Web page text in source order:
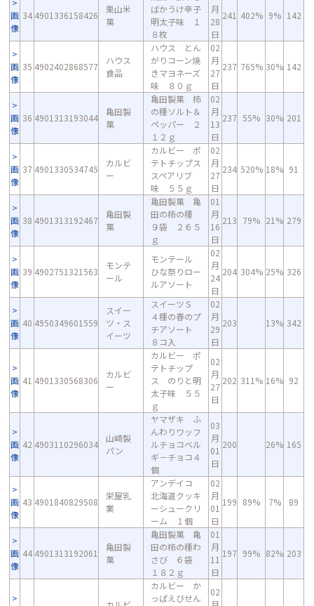
画
像
34 4901336158426
栗山米
菓
ばかうけ辛子
明太子味 １
８枚
月
28
日
241 402% 9% 142
画
像
35 4902402868577
ハウス
食品
ハウス とん
がりコーン焼
きマヨネーズ
味 ８０ｇ
02
月
27
日
237 765% 30% 142
画
像
36 4901313193044
亀田製
菓
亀田製菓 柿
の種ソルト＆
ペッパー ２
１２ｇ
02
月
13
日
237 55% 30% 201
画
像
37 4901330534745
カルビ
ー
カルビー ポ
テトチップス
スペアリブ
味 ５５ｇ
02
月
27
日
234 520% 18% 91
画
像
38 4901313192467
亀田製
菓
亀田製菓 亀
田の柿の種
９袋 ２６５
ｇ
01
月
16
日
213 79% 21% 279
画
像
39 4902751321563
モンテ
ール
モンテール
ひな祭りロー
ルアソート
02
月
24
日
204 304% 25% 326
画
像
40 4950349601559
スイー
ツ・ス
イーツ
スイーツＳ
４種の春のプ
チアソート
８コ入
02
月
29
日
203 13% 342
画
像
41 4901330568306
カルビ
ー
カルビー ポ
テトチップ
ス のりと明
太子味 ５５
ｇ
02
月
27
日
202 311% 16% 92
画
像
42 4903110296034
山崎製
パン
ヤマザキ ふ
んわりワッフ
ルチョコベル
ギ－チョコ４
個
03
月
01
日
200 26% 165
画
像
43 4901840829508
栄屋乳
業
アンデイコ
北海道クッキ
ーシュークリ
ーム １個
02
月
01
日
199 89% 7% 89
画
像
44 4901313192061
亀田製
菓
亀田製菓 亀
田の柿の種わ
さび ６袋
１８２ｇ
01
月
11
日
197 99% 82% 203
カルビー か
っぱえびせん
02